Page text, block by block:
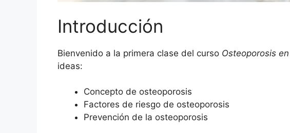
Introducción
Bienvenido a la primera clase del curso Osteoporosis
ideas:
Concepto de osteoporosis
Factores de riesgo de osteoporosis
Prevención de la osteoporosis